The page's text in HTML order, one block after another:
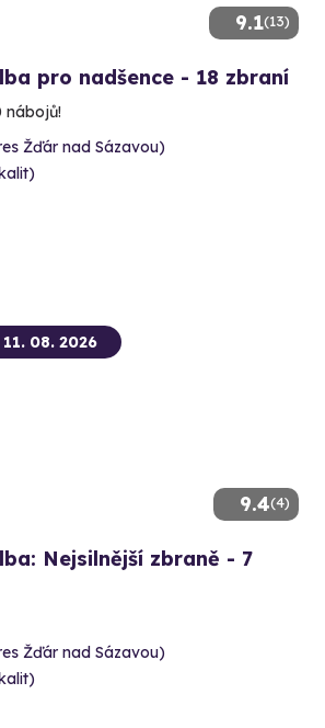
9.1(13)
pro nadšence - 18 zbraní
nábojů!
Žďár nad Sázavou)
9.4(4)
08. 2026
Nejsilnější zbraně - 7
Žďár nad Sázavou)